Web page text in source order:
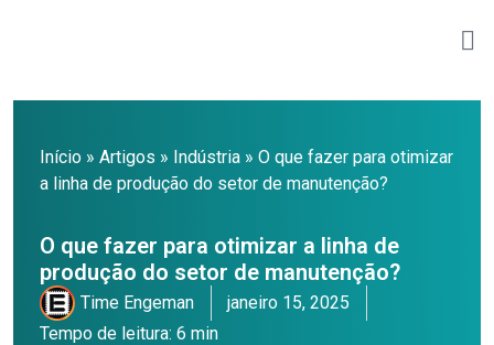
Início » Artigos » Indústria » O que fazer para otimizar
a linha de produção do setor de manutenção?
O que fazer para otimizar a linha de
produção do setor de manutenção?
Time Engeman
janeiro 15, 2025
Tempo de leitura: 6 min